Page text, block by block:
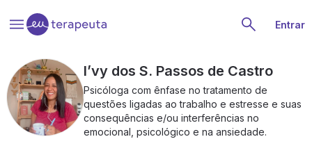
Entrar
I’vy dos S. Passos de Castro
Psicóloga com ênfase no tratamento de
questões ligadas ao trabalho e estresse e suas
consequências e/ou interferências no
emocional, psicológico e na ansiedade.